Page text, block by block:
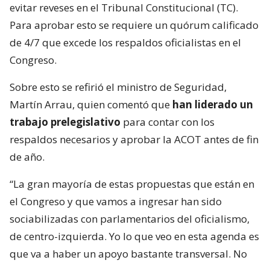
evitar reveses en el Tribunal Constitucional (TC).
Para aprobar esto se requiere un quórum calificado
de 4/7 que excede los respaldos oficialistas en el
Congreso.
Sobre esto se refirió el ministro de Seguridad,
Martín Arrau, quien comentó que han liderado un
trabajo prelegislativo para contar con los
respaldos necesarios y aprobar la ACOT antes de fin
de año.
“La gran mayoría de estas propuestas que están en
el Congreso y que vamos a ingresar han sido
sociabilizadas con parlamentarios del oficialismo,
de centro-izquierda. Yo lo que veo en esta agenda es
que va a haber un apoyo bastante transversal. No